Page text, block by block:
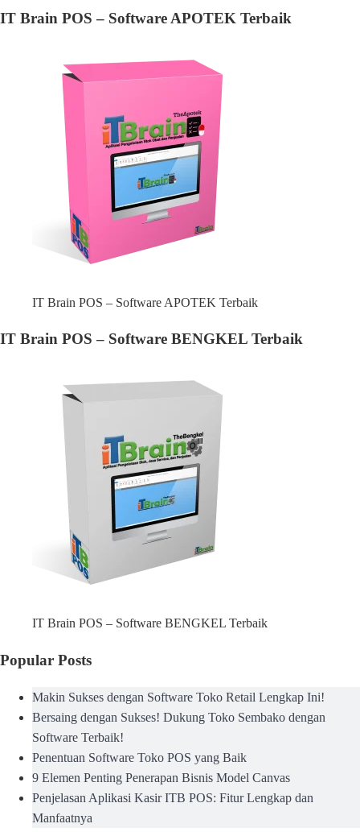
IT Brain POS – Software APOTEK Terbaik
IT Brain POS – Software APOTEK Terbaik
IT Brain POS – Software BENGKEL Terbaik
IT Brain POS – Software BENGKEL Terbaik
Popular Posts
Makin Sukses dengan Software Toko Retail Lengkap Ini!
Bersaing dengan Sukses! Dukung Toko Sembako dengan
Software Terbaik!
Penentuan Software Toko POS yang Baik
9 Elemen Penting Penerapan Bisnis Model Canvas
Penjelasan Aplikasi Kasir ITB POS: Fitur Lengkap dan
Manfaatnya